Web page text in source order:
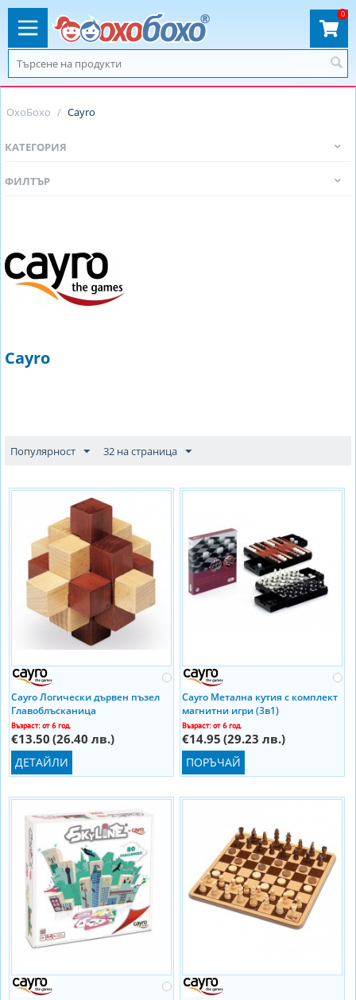
0
ОхоБохо / Cayro
КАТЕГОРИЯ
ФИЛТЪР
Cayro
Популярност 32 на страница
Cayro Логически дървен пъзел
Главоблъсканица
Възраст: от 6 год.
€13.50 (26.40 лв.)
ДЕТАЙЛИ
Cayro Метална кутия с комплект
магнитни игри (3в1)
Възраст: от 6 год.
€14.95 (29.23 лв.)
ПОРЪЧАЙ